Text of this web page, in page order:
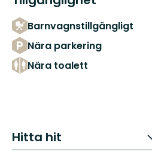
Barnvagnstillgängligt
Nära parkering
Nära toalett
Hitta hit